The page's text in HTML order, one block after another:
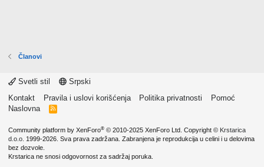
Članovi
Svetli stil
Srpski
Kontakt
Pravila i uslovi korišćenja Politika privatnosti
Pomoć
Naslovna
R
Community platform by XenForo® © 2010-2025 XenForo Ltd. Copyright © Krstarica
d.o.o. 1999-2026. Sva prava zadržana. Zabranjena je reprodukcija u celini i u delovima
bez dozvole.
Krstarica ne snosi odgovornost za sadržaj poruka.